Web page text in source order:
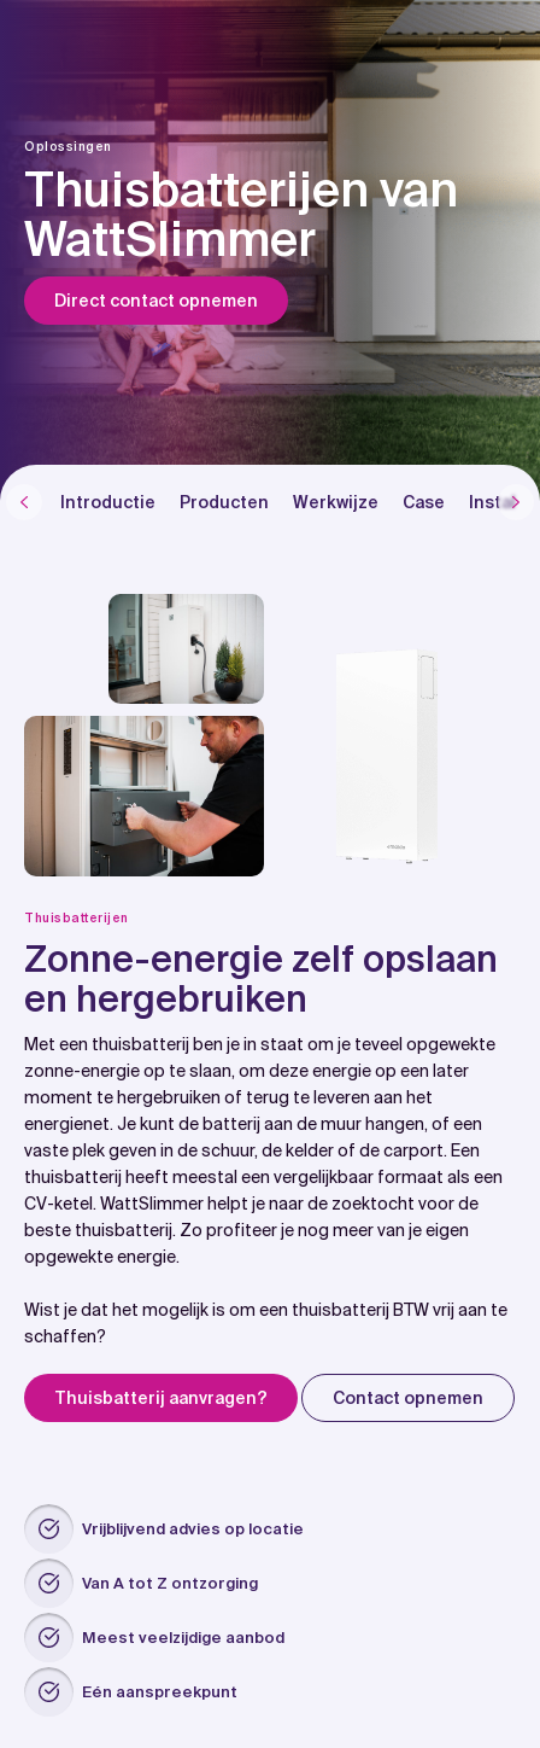
Oplossingen
Thuisbatterijen van
WattSlimmer
Direct contact opnemen
Introductie Producten Werkwijze Case
Thuisbatterijen
Zonne-energie zelf opslaan
en hergebruiken
Met een thuisbatterij ben je in staat om je teveel opgewekte
zonne-energie op te slaan, om deze energie op een later
moment te hergebruiken of terug te leveren aan het
energienet. Je kunt de batterij aan de muur hangen, of een
vaste plek geven in de schuur, de kelder of de carport. Een
thuisbatterij heeft meestal een vergelijkbaar formaat als een
CV-ketel. WattSlimmer helpt je naar de zoektocht voor de
beste thuisbatterij. Zo profiteer je nog meer van je eigen
opgewekte energie.
Wist je dat het mogelijk is om een thuisbatterij BTW vrij aan te
schaffen?
Thuisbatterij aanvragen? Contact opnemen
Vrijblijvend advies op locatie
Van A tot Z ontzorging
Meest veelzijdige aanbod
Eén aanspreekpunt